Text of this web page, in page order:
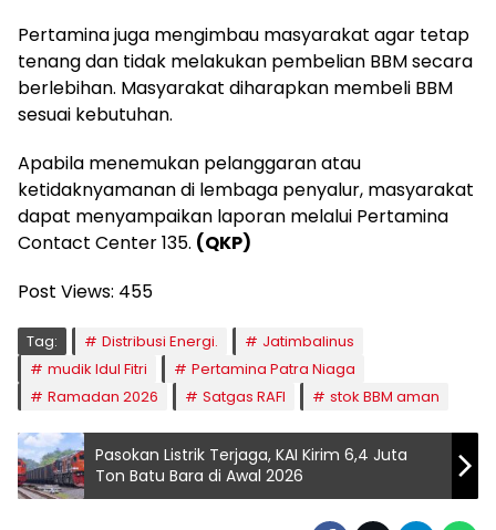
Pertamina juga mengimbau masyarakat agar tetap
tenang dan tidak melakukan pembelian BBM secara
berlebihan. Masyarakat diharapkan membeli BBM
sesuai kebutuhan.
Apabila menemukan pelanggaran atau
ketidaknyamanan di lembaga penyalur, masyarakat
dapat menyampaikan laporan melalui Pertamina
Contact Center 135. (QKP)
Post Views: 455
Tag: Distribusi Energi.
Jatimbalinus
mudik Idul Fitri
Pertamina Patra Niaga
Ramadan 2026
Satgas RAFI stok BBM aman
Pasokan Listrik Terjaga, KAI Kirim 6,4 Juta
Ton Batu Bara di Awal 2026